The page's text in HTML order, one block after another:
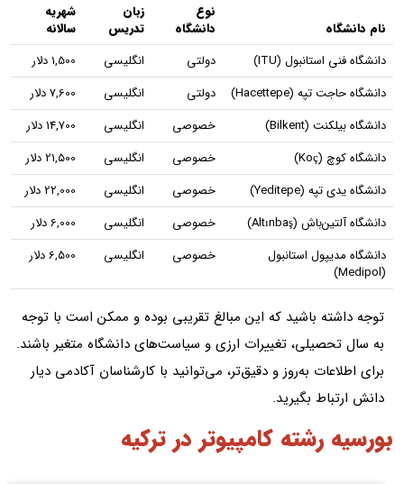
نام دانشگاه
نوع
دانشگاه
زبان
تدریس
شهریه
سالانه
دانشگاه فنی استانبول (ITU)
دولتی انگلیسی
1,500 دلار
دانشگاه حاجت تپه (Hacettepe)
دولتی انگلیسی
7,600 دلار
دانشگاه بیلکنت (Bilkent)
خصوصی انگلیسی
14,700 دلار
دانشگاه کوچ (Koç)
خصوصی انگلیسی
21,500 دلار
دانشگاه یدی تپه (Yeditepe)
خصوصی انگلیسی
22,000 دلار
دانشگاه آلتین‌باش (Altınbaş)
خصوصی انگلیسی
6,000 دلار
دانشگاه مدیپول استانبول
(Medipol)
خصوصی انگلیسی 6,500 دلار
توجه داشته باشید که این مبالغ تقریبی بوده و ممکن است با توجه
به سال تحصیلی، تغییرات ارزی و سیاست‌های دانشگاه متغیر باشند.
برای اطلاعات به‌روز و دقیق‌تر، می‌توانید با کارشناسان آکادمی دیار
دانش ارتباط بگیرید.
بورسیه رشته کامپیوتر در ترکیه